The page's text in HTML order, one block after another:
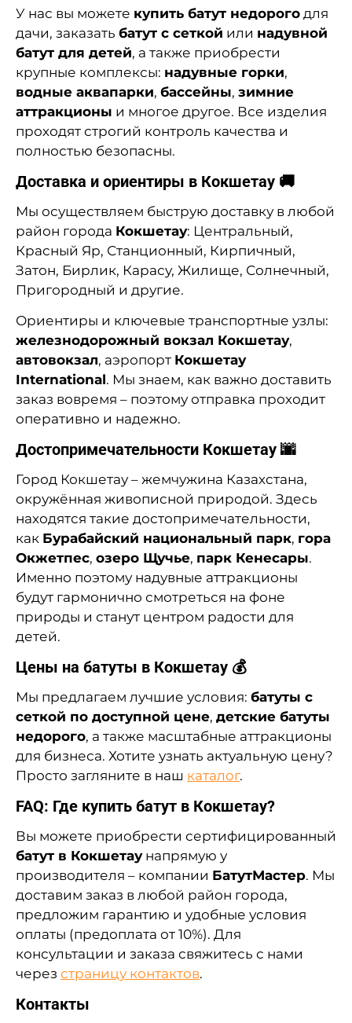
У нас вы можете купить батут недорого для
дачи, заказать батут с сеткой или надувной
батут для детей, а также приобрести
крупные комплексы: надувные горки,
водные аквапарки, бассейны, зимние
аттракционы и многое другое. Все изделия
проходят строгий контроль качества и
полностью безопасны.
Доставка и ориентиры в Кокшетау 🚚
Мы осуществляем быструю доставку в любой
район города Кокшетау: Центральный,
Красный Яр, Станционный, Кирпичный,
Затон, Бирлик, Карасу, Жилище, Солнечный,
Пригородный и другие.
Ориентиры и ключевые транспортные узлы:
железнодорожный вокзал Кокшетау,
автовокзал, аэропорт Кокшетау
International. Мы знаем, как важно доставить
заказ вовремя – поэтому отправка проходит
оперативно и надежно.
Достопримечательности Кокшетау 🌆
Город Кокшетау – жемчужина Казахстана,
окружённая живописной природой. Здесь
находятся такие достопримечательности,
как Бурабайский национальный парк, гора
Окжетпес, озеро Щучье, парк Кенесары.
Именно поэтому надувные аттракционы
будут гармонично смотреться на фоне
природы и станут центром радости для
детей.
Цены на батуты в Кокшетау 💰
Мы предлагаем лучшие условия: батуты с
сеткой по доступной цене, детские батуты
недорого, а также масштабные аттракционы
для бизнеса. Хотите узнать актуальную цену?
Просто загляните в наш каталог.
FAQ: Где купить батут в Кокшетау?
Вы можете приобрести сертифицированный
батут в Кокшетаунапрямую у
производителя – компании БатутМастер. Мы
доставим заказ в любой район города,
предложим гарантию и удобные условия
оплаты (предоплата от 10%). Для
консультации и заказа свяжитесь с нами
через страницу контактов.
Контакты